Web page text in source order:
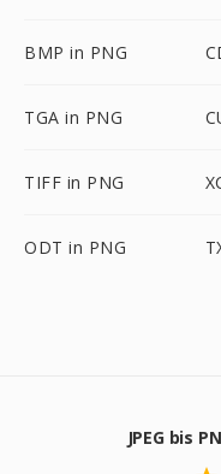
BMP in PNG
TGA in PNG
TIFF in PNG
ODT in PNG
JPEG bis